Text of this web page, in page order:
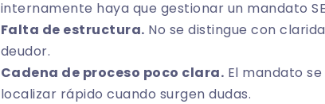
internamente haya que gestionar un mandato
Falta de estructura. No se distingue con
deudor.
Cadena de proceso poco clara. El mandato
localizar rápido cuando surgen dudas.